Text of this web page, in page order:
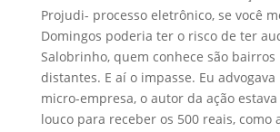
Projudi- processo eletrônico, se você
Domingos poderia ter o risco de ter
Salobrinho, quem conhece são bairros
distantes. E aí o impasse. Eu
micro-empresa, o autor da ação
louco para receber os 500 reais, como